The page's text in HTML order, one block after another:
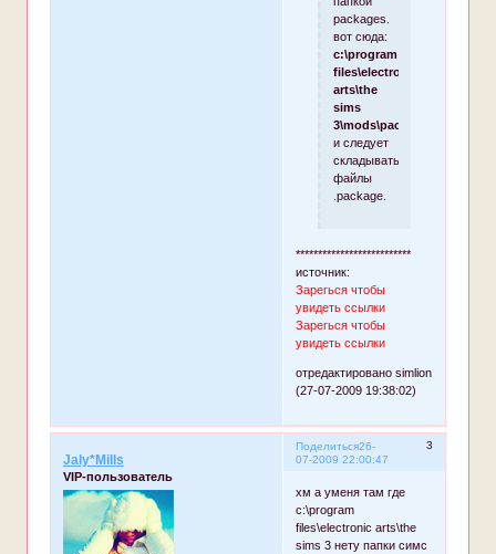
packages.
вот сюда:
c:\program
files\electronic
arts\the
sims
3\mods\packages
и следует
складывать
файлы
.package.
**************************
источник:
Зарегься чтобы
увидеть ссылки
Зарегься чтобы
увидеть ссылки
отредактировано simlion
(27-07-2009 19:38:02)
Поделиться 3
26-
07-2009 22:00:47
Jaly*Mills
VIP-пользователь
хм а уменя там где
c:\program
files\electronic arts\the
sims 3 нету папки симс